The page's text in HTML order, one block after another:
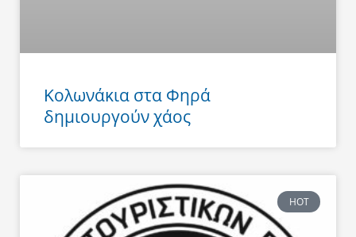
Κολωνάκια στα Φηρά
δημιουργούν χάος
HOT